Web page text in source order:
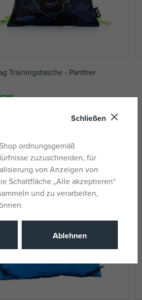
Trainingstasche - Panther
Schließen
ordnungsgemäß
zuzuschneiden, für
von Anzeigen von
Schaltfläche „Alle akzeptieren“
und zu verarbeiten,
Ablehnen